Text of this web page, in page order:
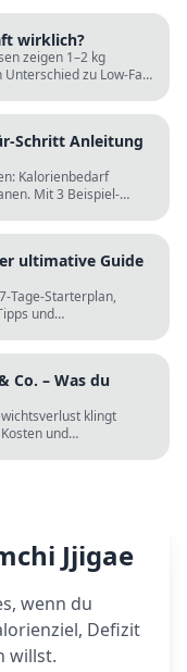
wirklich?
zeigen 1–2 kg
zu Low-Fat.
Schritt Anleitung
Kalorienbedarf
Mit 3 Beispiel-
ultimative Guide
Tage-Starterplan,
und
Co. – Was du
klingt
und
Jjigae
wenn du
Defizit
willst.